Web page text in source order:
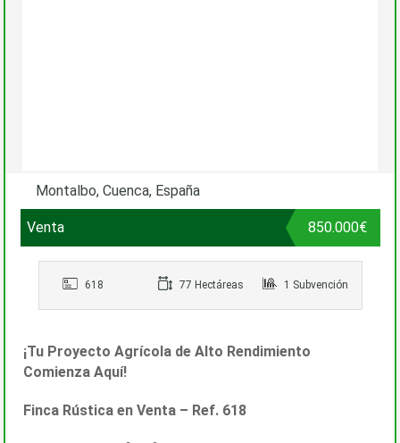
Montalbo, Cuenca, España
Venta 850.000€
618 77 Hectáreas 1 Subvención
¡Tu Proyecto Agrícola de Alto Rendimiento
Comienza Aquí!
Finca Rústica en Venta – Ref. 618